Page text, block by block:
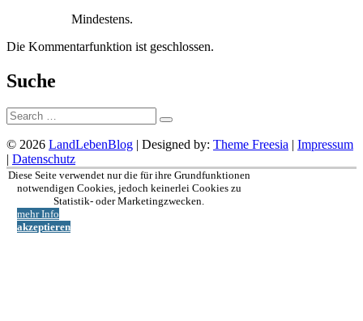
Mindestens.
Die Kommentarfunktion ist geschlossen.
Suche
Suche:
© 2026 LandLebenBlog | Designed by: Theme Freesia | Impressum
| Datenschutz
Nach
oben
Diese Seite verwendet nur die für ihre Grundfunktionen
notwendigen Cookies, jedoch keinerlei Cookies zu
Statistik- oder Marketingzwecken.
mehr Info
akzeptieren